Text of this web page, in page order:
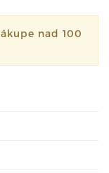
nad 100